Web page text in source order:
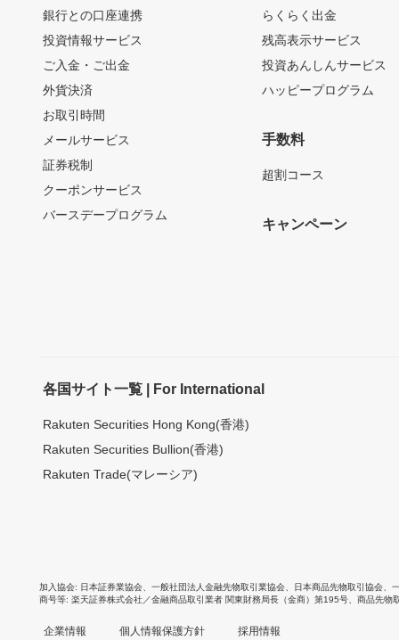
銀行との口座連携
投資情報サービス
ご入金・ご出金
外貨決済
お取引時間
メールサービス
証券税制
クーポンサービス
バースデープログラム
らくらく出金
残高表示サービス
投資あんしんサービス
ハッピープログラム
手数料
超割コース
キャンペーン
各国サイト一覧 | For International
Rakuten Securities Hong Kong(香港)
Rakuten Securities Bullion(香港)
Rakuten Trade(マレーシア)
加入協会 日本証券業協会 一般社団法人金融先物取引業協会 日本商品先物取引協会
商号等 楽天証券株式会社／金融商品取引業者 関東財務局長（金商）第195号、商品先物
企業情報 個人情報保護方針 採用情報